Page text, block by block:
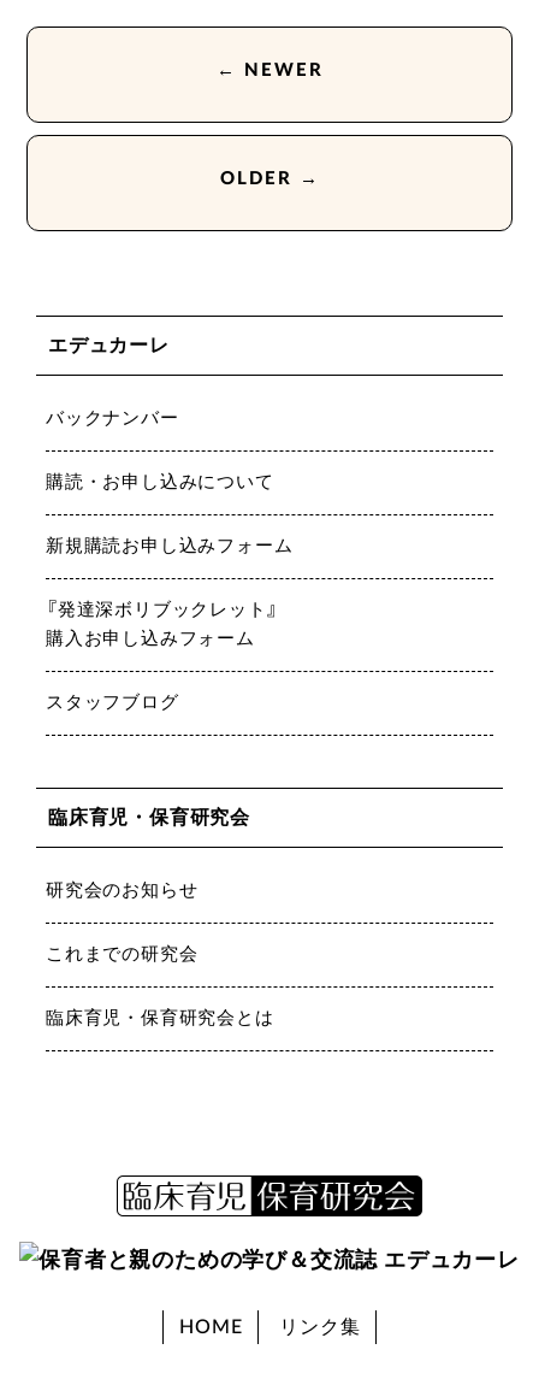
← NEWER
OLDER →
エデュカーレ
バックナンバー
購読・お申し込みについて
新規購読お申し込みフォーム
『発達深ボリブックレット』
購入お申し込みフォーム
スタッフブログ
臨床育児・保育研究会
研究会のお知らせ
これまでの研究会
臨床育児・保育研究会とは
HOME リンク集